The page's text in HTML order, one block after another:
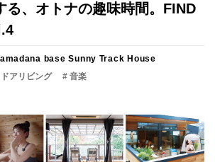
る、オトナの趣味時間。FIND
amadana base Sunny Track House
アリビング # 音楽